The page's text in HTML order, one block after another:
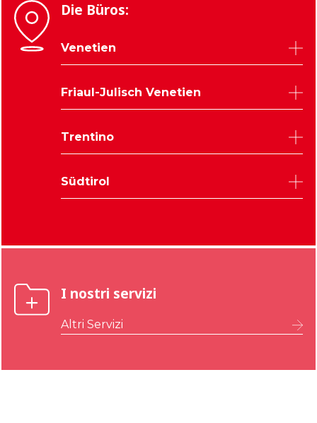
Die Büros:
Venetien
Belluno
Treviso
Venedig
Verona
Vicenza
Friaul-Julisch Venetien
Udine
Gorizia
Trentino
Trient
Südtirol
I nostri servizi
Altri Servizi